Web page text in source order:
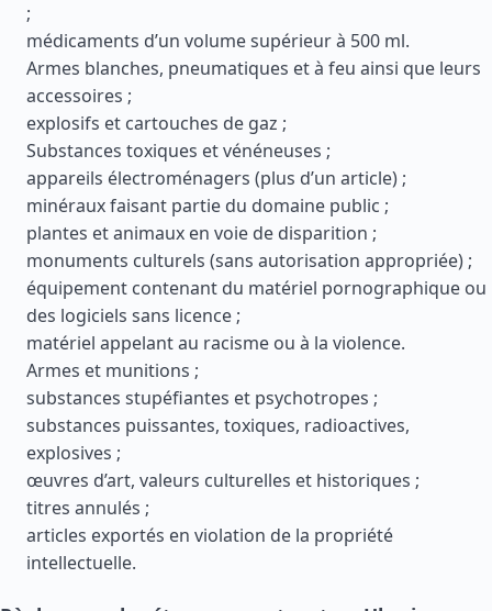
;
médicaments d’un volume supérieur à 500 ml.
Armes blanches, pneumatiques et à feu ainsi que leurs
accessoires ;
explosifs et cartouches de gaz ;
Substances toxiques et vénéneuses ;
appareils électroménagers (plus d’un article) ;
minéraux faisant partie du domaine public ;
plantes et animaux en voie de disparition ;
monuments culturels (sans autorisation appropriée) ;
équipement contenant du matériel pornographique ou
des logiciels sans licence ;
matériel appelant au racisme ou à la violence.
Armes et munitions ;
substances stupéfiantes et psychotropes ;
substances puissantes, toxiques, radioactives,
explosives ;
œuvres d’art, valeurs culturelles et historiques ;
titres annulés ;
articles exportés en violation de la propriété
intellectuelle.